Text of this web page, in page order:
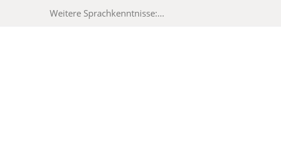
Weitere Sprachkenntnisse:…